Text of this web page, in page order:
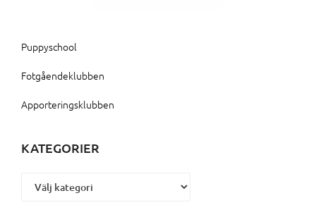
Puppyschool
Fotgåendeklubben
Apporteringsklubben
KATEGORIER
Kategorier